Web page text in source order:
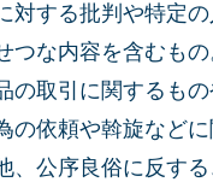
対する批判や特定
つな内容を含むもの
の取引に関するも
の依頼や斡旋などに
、公序良俗に反す